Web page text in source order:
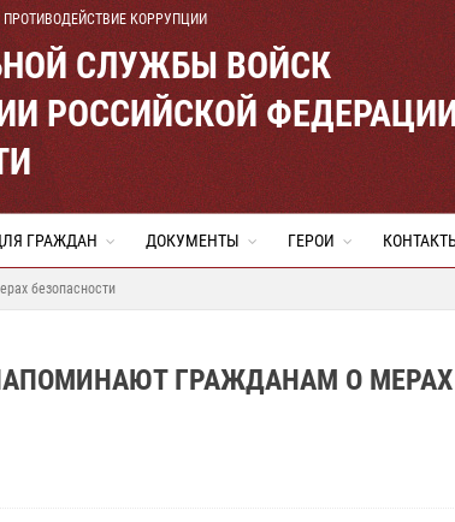
ПРОТИВОДЕЙСТВИЕ КОРРУПЦИИ
СЛУЖБЫ ВОЙСК
РОССИЙСКОЙ
ГРАЖДАН ДОКУМЕНТЫ ГЕРОИ
безопасности
ГРАЖДАНАМ О МЕРАХ